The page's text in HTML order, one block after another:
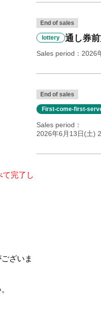
て完了し
ざいま
End of sales
lottery 通し券
Sales period 2026
End of sales
First-come-first-
Sales period
2026年6月13日(土)